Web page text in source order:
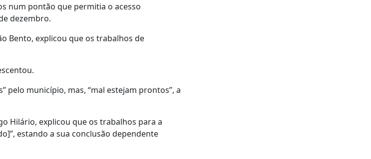
num pontão que permitia o acesso
dezembro.
Bento, explicou que os trabalhos de
pelo município, mas, “mal estejam prontos”, a
Hilário, explicou que os trabalhos para a
estando a sua conclusão dependente